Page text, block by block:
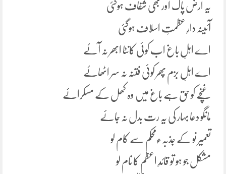
یہ ارض پاک اور بھی شفاف ہوگئی
آئینہ دارِ عظمتِ اسلاف ہوگئی
اے اہلِ باغ اب کوئی کانٹا ابھر نہ آئے
اے اہلِ بزم پھر کوئی فتنہ نہ سر اٹھائے
غنچے کو حق ہے باغ میں وہ کھل کے مسکرائے
مانگو دعا بہار کی یہ رت بدل نہ جائے
تعمیر نو کے جذبہءمحکم سے کام لو
مشکل جو ہو تو قائدِ اعظم کا نام لو